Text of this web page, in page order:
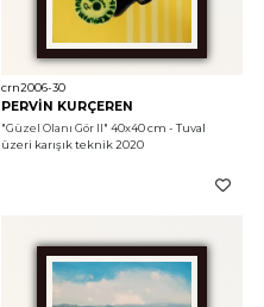
crn2006-30
PERVİN KURÇEREN
"Güzel Olanı Gör II" 40x40 cm - Tuval
üzeri karışık teknik 2020